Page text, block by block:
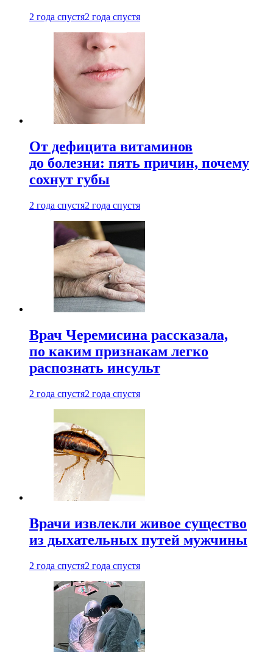
2 года спустя2 года спустя
От дефицита витаминов
до болезни: пять причин, почему
сохнут губы
2 года спустя2 года спустя
Врач Черемисина рассказала,
по каким признакам легко
распознать инсульт
2 года спустя2 года спустя
Врачи извлекли живое существо
из дыхательных путей мужчины
2 года спустя2 года спустя